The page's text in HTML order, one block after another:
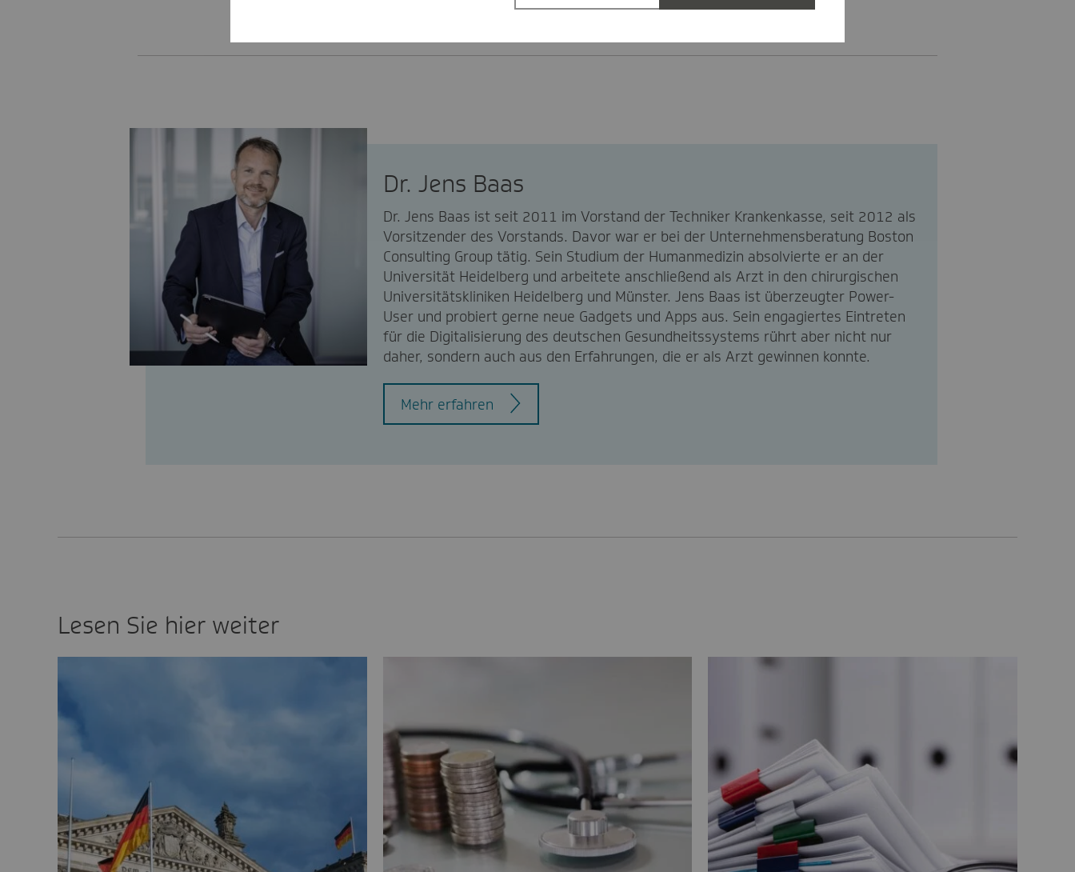
Dr. Jens Baas
Dr. Jens Baas ist seit 2011 im Vorstand der Techniker Krankenkasse, seit 2012 als
Vorsitzender des Vorstands. Davor war er bei der Unternehmensberatung Boston
Consulting Group tätig. Sein Studium der Humanmedizin absolvierte er an der
Universität Heidelberg und arbeitete anschließend als Arzt in den chirurgischen
Universitätskliniken Heidelberg und Münster. Jens Baas ist überzeugter Power-
User und probiert gerne neue Gadgets und Apps aus. Sein engagiertes Eintreten
für die Digitalisierung des deutschen Gesundheitssystems rührt aber nicht nur
daher, sondern auch aus den Erfahrungen, die er als Arzt gewinnen konnte.
Mehr erfahren
Lesen Sie hier weiter